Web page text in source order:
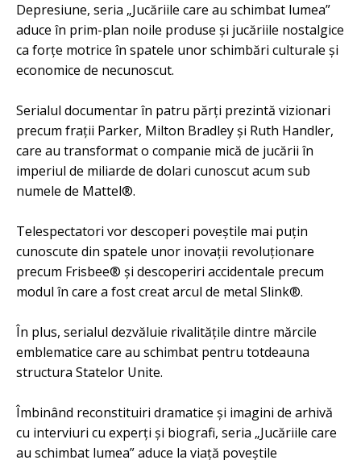
Depresiune, seria „Jucăriile care au schimbat lumea”
aduce în prim-plan noile produse și jucăriile nostalgice
ca forțe motrice în spatele unor schimbări culturale și
economice de necunoscut.
Serialul documentar în patru părți prezintă vizionari
precum frații Parker, Milton Bradley și Ruth Handler,
care au transformat o companie mică de jucării în
imperiul de miliarde de dolari cunoscut acum sub
numele de Mattel®.
Telespectatori vor descoperi poveștile mai puțin
cunoscute din spatele unor inovații revoluționare
precum Frisbee® și descoperiri accidentale precum
modul în care a fost creat arcul de metal Slink®.
În plus, serialul dezvăluie rivalitățile dintre mărcile
emblematice care au schimbat pentru totdeauna
structura Statelor Unite.
Îmbinând reconstituiri dramatice și imagini de arhivă
cu interviuri cu experți și biografi, seria „Jucăriile care
au schimbat lumea” aduce la viață poveștile